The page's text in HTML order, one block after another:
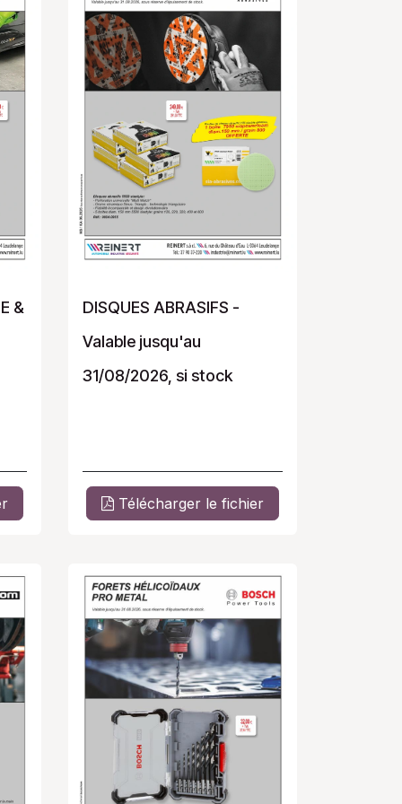
&
DISQUES ABRASIFS -
Valable jusqu'au
31/08/2026, si stock
Télécharger le fichier